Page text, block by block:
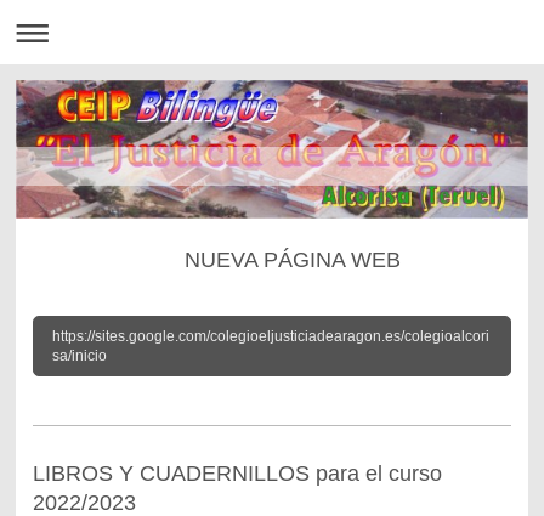
NUEVA PÁGINA WEB
https://sites.google.com/colegioeljusticiadearagon.es/colegioalcori
sa/inicio
LIBROS Y CUADERNILLOS para el curso
2022/2023